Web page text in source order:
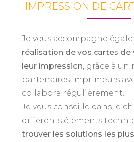
IMPRESSION DE
Je vous accompagne
réalisation de vos cartes de
leur impression, grâce à un
partenaires imprimeurs
collabore régulièrement.
Je vous conseille dans le
différents éléments
trouver les solutions les